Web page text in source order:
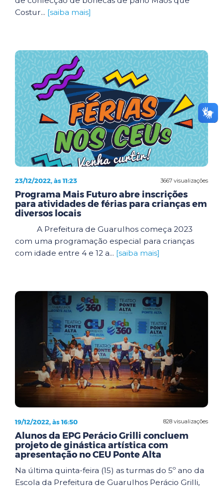
Costur... [saiba mais]
3667 visualizações
23/12/2022, às 11:23
Programa Mais Futuro abre inscrições
para atividades de férias para crianças em
diversos locais
A Prefeitura de Guarulhos começa 2023
com uma programação especial para crianças
com idade entre 4 e 12 a... [saiba mais]
828 visualizações
19/12/2022, às 16:50
Alunos da EPG Perácio Grilli concluem
projeto de ginástica artística com
apresentação no CEU Ponte Alta
Na última quinta-feira (15) as turmas do 5º ano da
Escola da Prefeitura de Guarulhos Perácio Grilli,